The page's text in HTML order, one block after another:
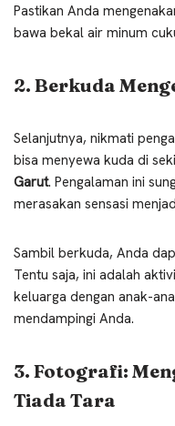
Pastikan Anda
bawa bekal air minum
2. Berkuda
Selanjutnya, nikmati
bisa menyewa kuda di
Garut. Pengalaman ini
merasakan sensasi
Sambil berkuda, Anda
Tentu saja, ini adalah
keluarga dengan anak-
mendampingi Anda.
3. Fotografi:
Tiada Tara